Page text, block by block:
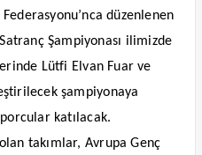
düzenlenen
Şampiyonası ilimizde
Lütfi Elvan Fuar ve
şampiyonaya
katılacak.
takımlar, Avrupa Genç